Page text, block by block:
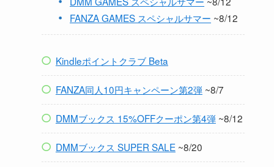
FANZA GAMES スペシャルサマー ~8/12
Kindleポイントクラブ Beta
FANZA同人10円キャンペーン第2弾~8/7
DMMブックス 15%OFFクーポン第4弾~8/12
DMMブックス SUPER SALE~8/20